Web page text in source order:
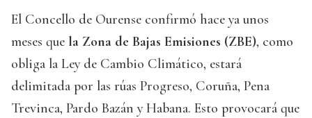
El Concello de Ourense confirmó hace ya unos
meses que la Zona de Bajas Emisiones (ZBE), como
obliga la Ley de Cambio Climático, estará
delimitada por las rúas Progreso, Coruña, Pena
Trevinca, Pardo Bazán y Habana. Esto provocará que